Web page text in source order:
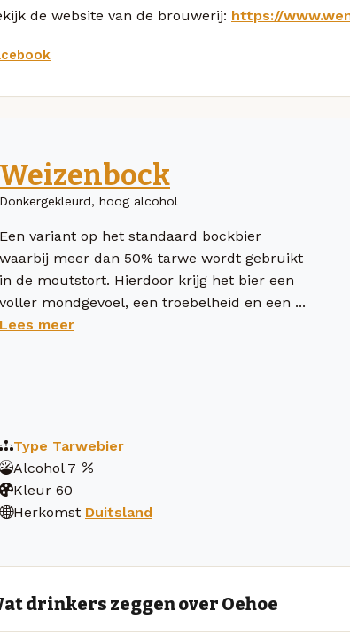
de website van de brouwerij: https://
Weizenbock
Donkergekleurd, hoog alcohol
Een variant op het standaard bockbier
waarbij meer dan 50% tarwe wordt gebruikt
in de moutstort. Hierdoor krijg het bier een
voller mondgevoel, een troebelheid en een ...
Lees meer
Type Tarwebier
Alcohol 7
Kleur 60
Herkomst Duitsland
drinkers zeggen over Oehoe